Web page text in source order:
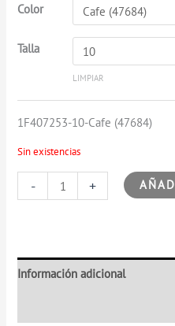
$99.900.
Color
Talla
LIMPIAR
1F407253-10-Cafe (47684)
Sin existencias
- +
Información adicional